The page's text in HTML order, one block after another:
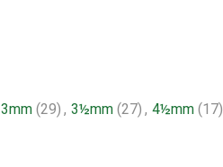
3mm (29) , 3½mm (27) , 4½mm (17)